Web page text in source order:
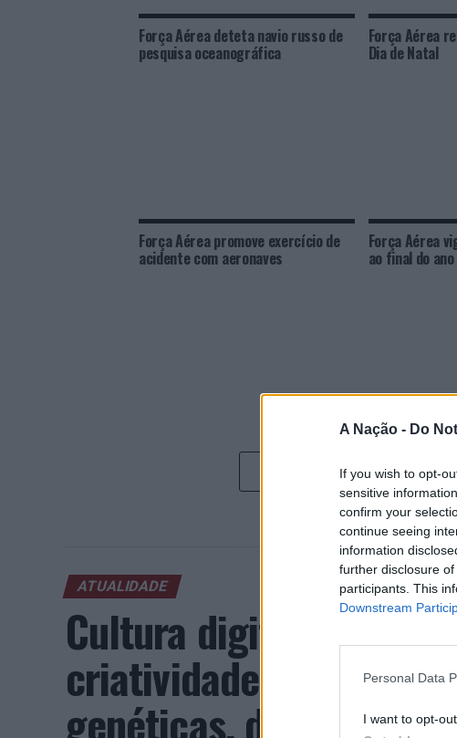
A Nação - Do
If you wish to opt-
sensitive
confirm your
continue seeing
information
further disclosure
participants. This
Downstream
Personal Data
I want to opt-
Força Aérea deteta navio russo de
pesquisa oceanográfica
Força Aérea
Dia de Natal
Força Aérea promove exercício de
acidente com aeronaves
Força Aérea
ao final do ano
CLIQUE
ATUALIDADE
Cultura digital pode
criatividade antes de
genéticas, diz